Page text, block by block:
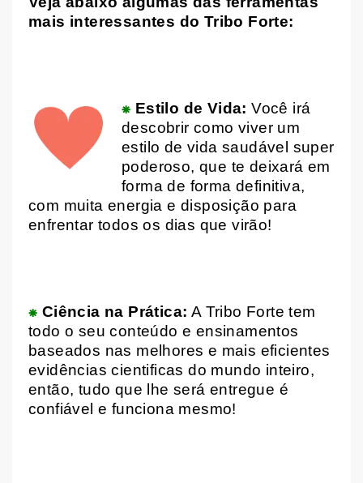
mais interessantes do Tribo Forte:
⁕ Estilo de Vida: Você irá
descobrir como viver um
estilo de vida saudável super
poderoso, que te deixará em
forma de forma definitiva,
com muita energia e disposição para
enfrentar todos os dias que virão!
⁕ Ciência na Prática: A Tribo Forte tem
todo o seu conteúdo e ensinamentos
baseados nas melhores e mais eficientes
evidências cientificas do mundo inteiro,
então, tudo que lhe será entregue é
confiável e funciona mesmo!